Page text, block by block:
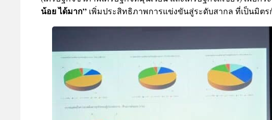
น้อย ได้มาก” เพิ่มประสิทธิภาพการแข่งขันสู่ระดับสากล ที่เป็นมิต